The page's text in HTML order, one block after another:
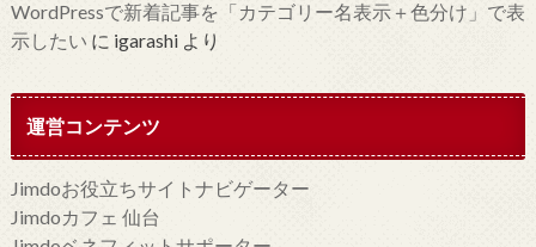
WordPressで新着記事を「カテゴリー名表示＋色分け」で表
示したい に igarashiより
運営コンテンツ
Jimdoお役立ちサイトナビゲーター
Jimdoカフェ 仙台